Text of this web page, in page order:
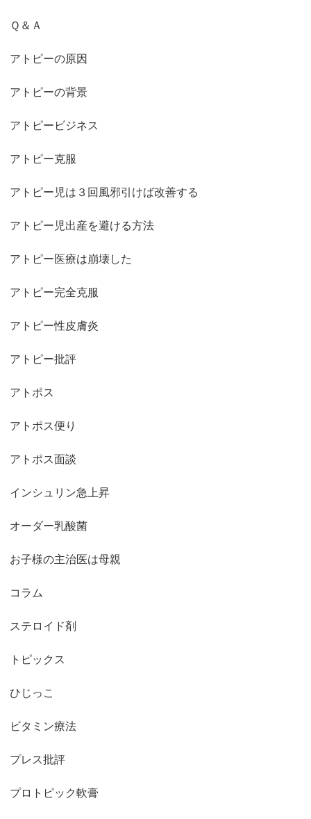
Ｑ＆Ａ
アトピーの原因
アトピーの背景
アトピービジネス
アトピー克服
アトピー児は３回風邪引けば改善する
アトピー児出産を避ける方法
アトピー医療は崩壊した
アトピー完全克服
アトピー性皮膚炎
アトピー批評
アトポス
アトポス便り
アトポス面談
インシュリン急上昇
オーダー乳酸菌
お子様の主治医は母親
コラム
ステロイド剤
トピックス
ひじっこ
ビタミン療法
プレス批評
プロトピック軟膏